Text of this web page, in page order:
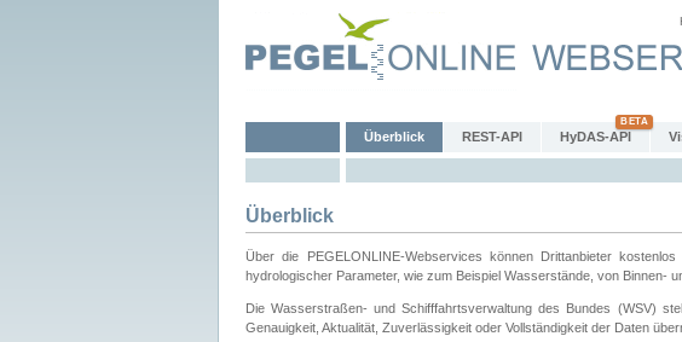
Überblick REST-API HyDAS-API
Überblick
Über die PEGELONLINE-Webservices können Drittanbieter
hydrologischer Parameter, wie zum Beispiel Wasserstände, von Binnen-
Die Wasserstraßen- und Schifffahrtsverwaltung des Bundes (WSV)
Genauigkeit, Aktualität, Zuverlässigkeit oder Vollständigkeit der Daten